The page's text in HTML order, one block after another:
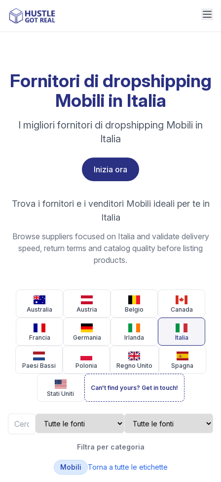
Fornitori di dropshipping
Mobili in Italia
I migliori fornitori di dropshipping Mobili in
Italia
Inizia ora
Trova i fornitori e i venditori Mobili ideali per te in
Italia
Browse suppliers focused on Italia and validate delivery
speed, return terms and catalog quality before listing
products.
Australia Austria Belgio Canada
Francia Germania Irlanda Italia
Paesi Bassi Polonia Regno Unito Spagna
Stati Uniti
Can't find yours? Get in touch!
Filtra per categoria
Mobili Torna a tutte le etichette